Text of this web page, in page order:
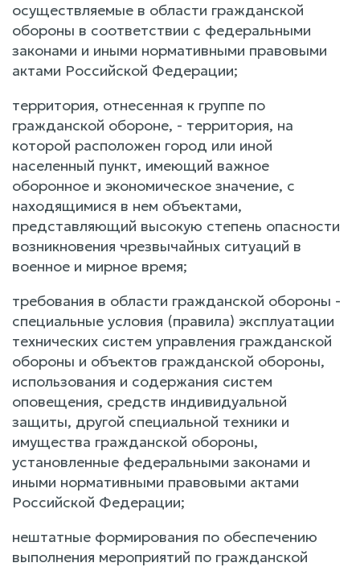
осуществляемые в области гражданской
обороны в соответствии с федеральными
законами и иными нормативными правовыми
актами Российской Федерации;
территория, отнесенная к группе по
гражданской обороне, - территория, на
которой расположен город или иной
населенный пункт, имеющий важное
оборонное и экономическое значение, с
находящимися в нем объектами,
представляющий высокую степень опасности
возникновения чрезвычайных ситуаций в
военное и мирное время;
требования в области гражданской обороны -
специальные условия (правила) эксплуатации
технических систем управления гражданской
обороны и объектов гражданской обороны,
использования и содержания систем
оповещения, средств индивидуальной
защиты, другой специальной техники и
имущества гражданской обороны,
установленные федеральными законами и
иными нормативными правовыми актами
Российской Федерации;
нештатные формирования по обеспечению
выполнения мероприятий по гражданской